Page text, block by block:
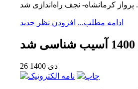
پرواز کرمانشاه- نجف راه‌اندازی شد .
ادامه مطلب... افزودن نظر جدید
26 دی 1400